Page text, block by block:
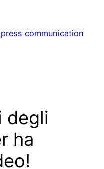
communication
degli
ha